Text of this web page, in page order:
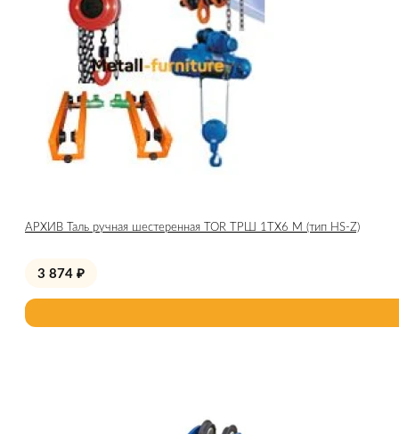
АРХИВ Таль ручная шестеренная TOR ТРШ 1ТХ6 М (тип HS-Z)
3 874 ₽